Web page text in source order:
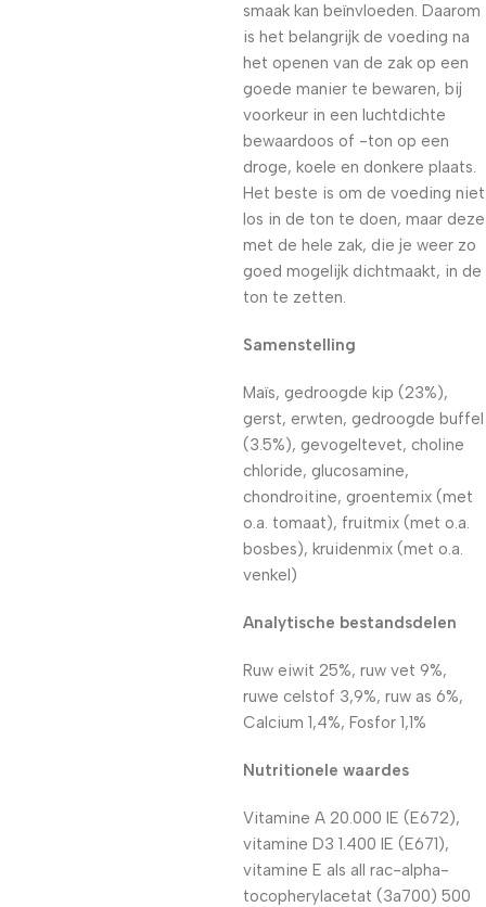
smaak kan beïnvloeden. Daarom
is het belangrijk de voeding na
het openen van de zak op een
goede manier te bewaren, bij
voorkeur in een luchtdichte
bewaardoos of -ton op een
droge, koele en donkere plaats.
Het beste is om de voeding niet
los in de ton te doen, maar deze
met de hele zak, die je weer zo
goed mogelijk dichtmaakt, in de
ton te zetten.
Samenstelling
Maïs, gedroogde kip (23%),
gerst, erwten, gedroogde buffel
(3.5%), gevogeltevet, choline
chloride, glucosamine,
chondroitine, groentemix (met
o.a. tomaat), fruitmix (met o.a.
bosbes), kruidenmix (met o.a.
venkel)
Analytische bestandsdelen
Ruw eiwit 25%, ruw vet 9%,
ruwe celstof 3,9%, ruw as 6%,
Calcium 1,4%, Fosfor 1,1%
Nutritionele waardes
Vitamine A 20.000 IE (E672),
vitamine D3 1.400 IE (E671),
vitamine E als all rac-alpha-
tocopherylacetat (3a700) 500